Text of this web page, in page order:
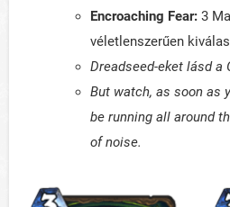
Encroaching Fear: 3
véletlenszerűen
Dreadseed-eket lásd a
But watch, as soon as
be running all around
of noise.